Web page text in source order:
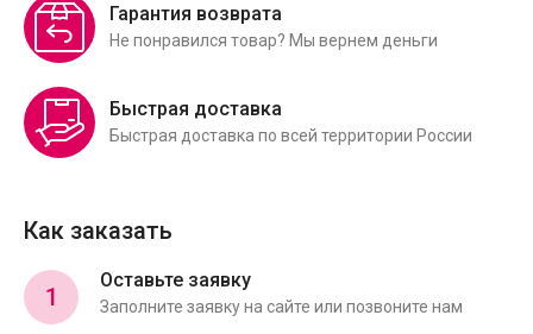
Гарантия возврата
Не понравился товар? Мы вернем деньги
Быстрая доставка
Быстрая доставка по всей территории России
Как заказать
1
Оставьте заявку
Заполните заявку на сайте или позвоните нам